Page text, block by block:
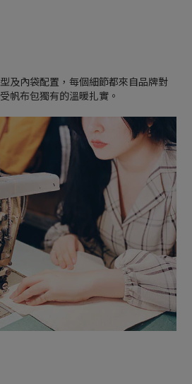
及內袋配置，每個細節都來自品牌對
帆布包獨有的溫暖扎實。